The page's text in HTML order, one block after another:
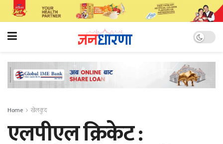
Home खेलकुद
एलपीएल क्रिकेट :